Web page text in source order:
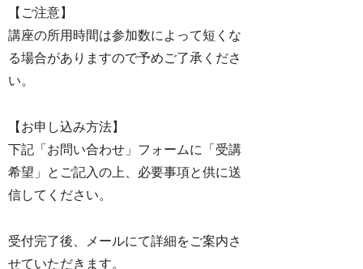
【ご注意】
講座の所用時間は参加数によって短くな
る場合がありますので予めご了承くださ
い。
【お申し込み方法】
下記「お問い合わせ」フォームに「受講
希望」とご記入の上、必要事項と供に送
信してください。
受付完了後、メールにて詳細をご案内さ
せていただきます。